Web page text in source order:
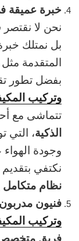
خبرة عميقة
نحن لا
بل نمتلك
المتقدمة مثل
بفضل تطور
وتركيب
تتماشى مع
الذكية، التي
وجودة
نكتفي بتقديم
نظام متكامل
فنيون
وتركيب